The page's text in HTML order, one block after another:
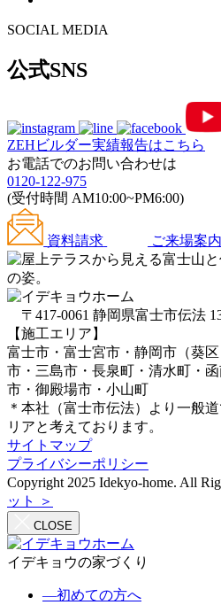
SOCIAL MEDIA
公式SNS
ZEHビルダー実績報告はこちら
お電話でのお問い合わせは
0120-122-975
(受付時間 AM10:00~PM6:00)
資料請求 ご来場案内
〒417-0061 静岡県富士市伝法
【施工エリア】
富士市・富士宮市・静岡市（葵
市・三島市・長泉町・清水町・
市・御殿場市・小山町
＊本社（富士市伝法）より一般
リアと考えております。
サイトマップ
プライバシーポリシー
Copyright 2025 Idekyo-home. All
ット ＞
CLOSE
イデキョウの家づくり
―初めての方へ